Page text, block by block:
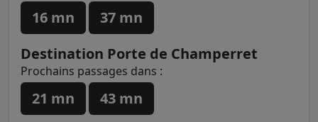
16 mn
37 mn
Destination Porte de Champerret
Prochains passages dans :
21 mn 43 mn